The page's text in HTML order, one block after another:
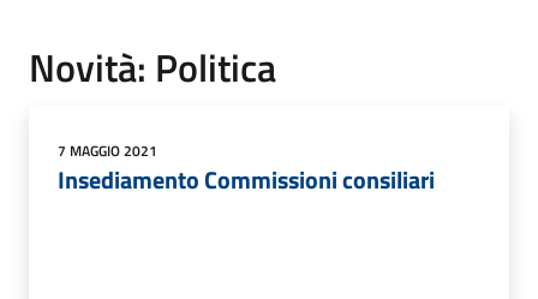
Novità: Politica
7 MAGGIO 2021
Insediamento Commissioni consiliari